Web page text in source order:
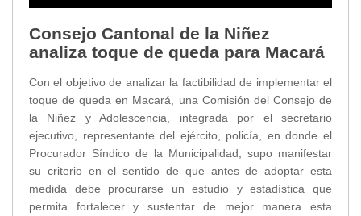
Consejo Cantonal de la Niñez
analiza toque de queda para Macará
Con el objetivo de analizar la factibilidad de implementar el
toque de queda en Macará, una Comisión del Consejo de
la Niñez y Adolescencia, integrada por el secretario
ejecutivo, representante del ejército, policía, en donde el
Procurador Síndico de la Municipalidad, supo manifestar
su criterio en el sentido de que antes de adoptar esta
medida debe procurarse un estudio y estadística que
permita fortalecer y sustentar de mejor manera esta